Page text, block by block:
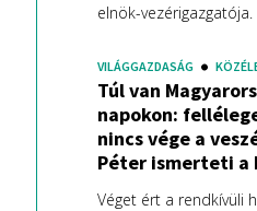
elnök-vezérigazgatója.
VILÁGGAZDASÁG
Túl van
napokon:
nincs vége a
Péter ismerteti
Véget ért a rendkívüli